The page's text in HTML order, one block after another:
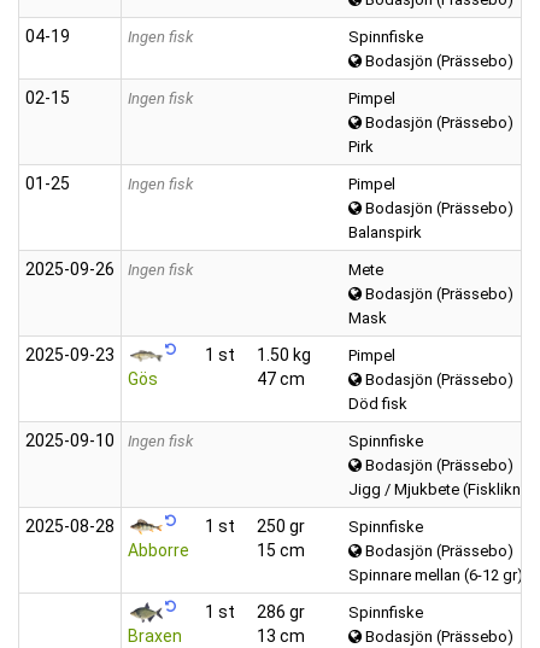
04‑19 Ingen fisk
Spinnfiske
Bodasjön (Prässebo)
02‑15 Ingen fisk
Pimpel
Bodasjön (Prässebo)
Pirk
01‑25 Ingen fisk
Pimpel
Bodasjön (Prässebo)
Balanspirk
2025‑09‑26 Ingen fisk
Mete
Bodasjön (Prässebo)
Mask
2025‑09‑23
Gös
1 st
1.50 kg
47 cm
Pimpel
Bodasjön (Prässebo)
Död fisk
2025‑09‑10 Ingen fisk
Spinnfiske
Bodasjön (Prässebo)
Jigg / Mjukbete
2025‑08‑28
Abborre
1 st
250 gr
15 cm
Spinnfiske
Bodasjön (Prässebo)
Spinnare mellan (6-12 gr)
Braxen
1 st
286 gr
13 cm
Spinnfiske
Bodasjön (Prässebo)